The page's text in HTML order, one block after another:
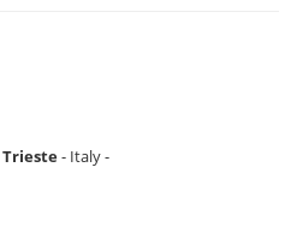
Trieste- Italy -